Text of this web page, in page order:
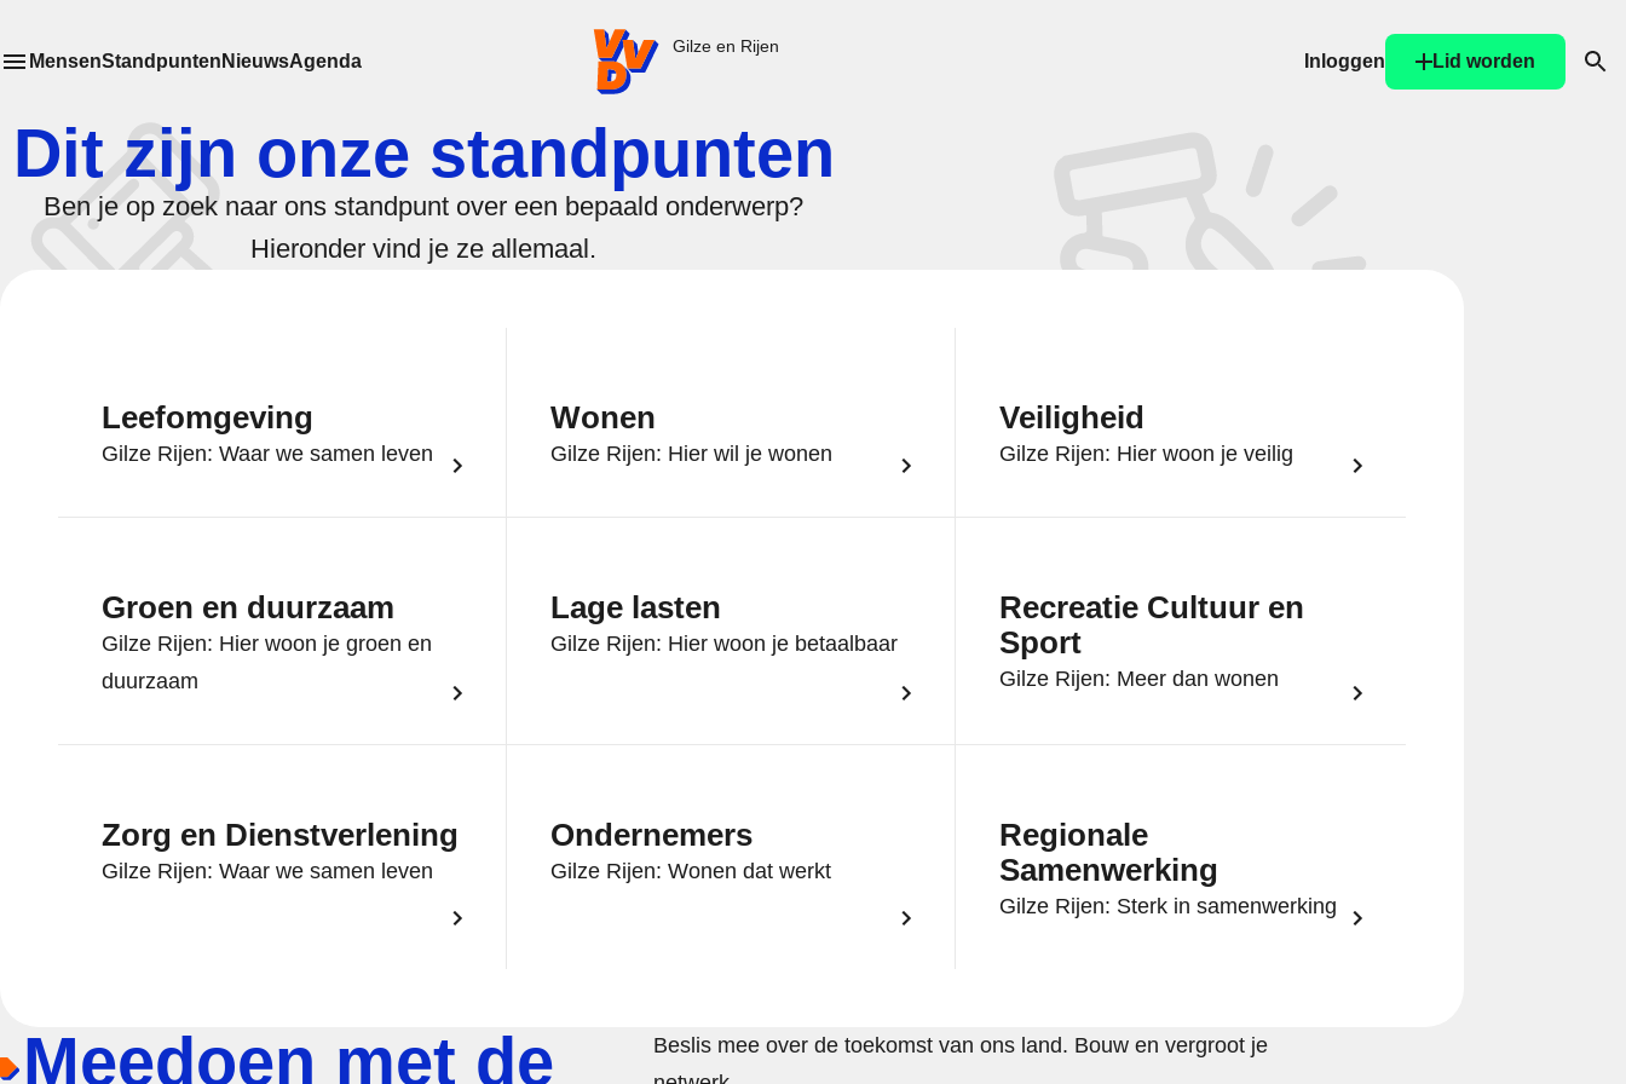
VVD.nl - Ga naar de homepage
Gilze en Rijen
Toon het submenu van
Meer menu items
MensenStandpunten NieuwsAgenda Inloggen
Lid worden
Dit zijn onze standpunten
Ben je op zoek naar ons standpunt over een bepaald onderwerp?
Hieronder vind je ze allemaal.
Leefomgeving
Gilze Rijen: Waar we samen leven
Wonen
Gilze Rijen: Hier wil je wonen
Veiligheid
Gilze Rijen: Hier woon je veilig
Groen en duurzaam
Gilze Rijen: Hier woon je groen en
duurzaam
Lage lasten
Gilze Rijen: Hier woon je betaalbaar
Recreatie Cultuur en
Sport
Gilze Rijen: Meer dan wonen
Zorg en Dienstverlening
Gilze Rijen: Waar we samen leven
Ondernemers
Gilze Rijen: Wonen dat werkt
Regionale
Samenwerking
Gilze Rijen: Sterk in samenwerking
Meedoen met de
Beslis mee over de toekomst van ons land. Bouw en vergroot je